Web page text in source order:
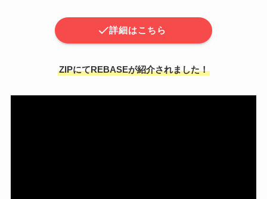
詳細はこちら
ZIPにてREBASEが紹介されました！